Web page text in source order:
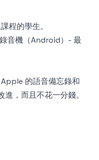
程的學生。
音機（Android）- 最
的語音備忘錄和
，而且不花一分錢。